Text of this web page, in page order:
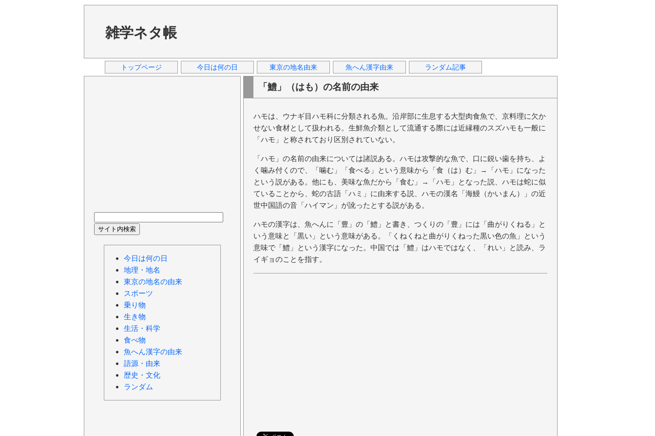
雑学ネタ帳
トップページ 今日は何の日 東京の地名由来 魚へん漢字由来 ランダム記事
「鱧」（はも）の名前の由来
ハモは、ウナギ目ハモ科に分類される魚。沿岸部に生息する大型肉食魚で、京料理に欠か
せない食材として扱われる。生鮮魚介類として流通する際には近縁種のスズハモも一般に
「ハモ」と称されており区別されていない。
「ハモ」の名前の由来については諸説ある。ハモは攻撃的な魚で、口に鋭い歯を持ち、よ
く噛み付くので、「噛む」「食べる」という意味から「食（は）む」→「ハモ」になった
という説がある。他にも、美味な魚だから「食む」→「ハモ」となった説、ハモは蛇に似
ていることから、蛇の古語「ハミ」に由来する説、ハモの漢名「海鰻（かいまん）」の近
世中国語の音「ハイマン」が訛ったとする説がある。
ハモの漢字は、魚へんに「豊」の「鱧」と書き、つくりの「豊」には「曲がりくねる」と
いう意味と「黒い」という意味がある。「くねくねと曲がりくねった黒い色の魚」という
意味で「鱧」という漢字になった。中国では「鱧」はハモではなく、「れい」と読み、ラ
イギョのことを指す。
今日は何の日
地理・地名
東京の地名の由来
スポーツ
乗り物
生き物
生活・科学
食べ物
魚へん漢字の由来
語源・由来
歴史・文化
ランダム